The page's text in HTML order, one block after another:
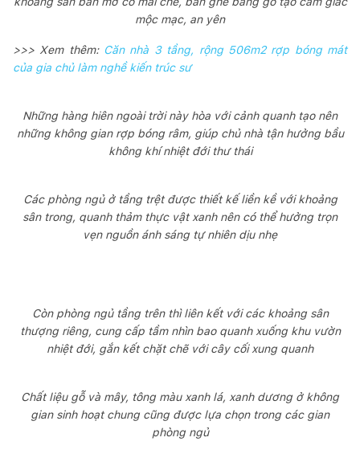
mộc mạc, an yên
>>> Xem thêm: Căn nhà 3 tầng, rộng 506m2 rợp bóng mát
của gia chủ làm nghề kiến trúc sư
Những hàng hiên ngoài trời này hòa với cảnh quanh tạo nên
những không gian rợp bóng râm, giúp chủ nhà tận hưởng bầu
không khí nhiệt đới thư thái
Các phòng ngủ ở tầng trệt được thiết kế liền kề với khoảng
sân trong, quanh thảm thực vật xanh nên có thể hưởng trọn
vẹn nguồn ánh sáng tự nhiên dịu nhẹ
Còn phòng ngủ tầng trên thì liên kết với các khoảng sân
thượng riêng, cung cấp tầm nhìn bao quanh xuống khu vườn
nhiệt đới, gắn kết chặt chẽ với cây cối xung quanh
Chất liệu gỗ và mây, tông màu xanh lá, xanh dương ở không
gian sinh hoạt chung cũng được lựa chọn trong các gian
phòng ngủ